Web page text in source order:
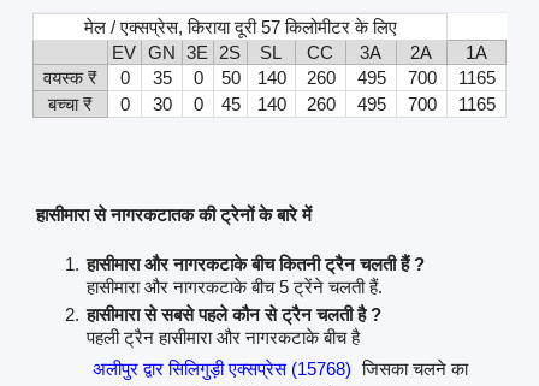
मेल / एक्सप्रेस, किराया दूरी 57 किलोमीटर के लिए
EV GN 3E 2S SL CC 3A 2A
1A
वयस्क ₹
0 35 0 50 140 260 495 700
1165
बच्चा ₹
0 30 0 45 140 260 495 700 1165
हासीमारा से नागरकटातक की ट्रेनों के बारे में
हासीमारा और नागरकटाके बीच कितनी ट्रैन चलती हैं ?
हासीमारा और नागरकटाके बीच 5 ट्रेंने चलती हैं.
हासीमारा से सबसे पहले कौन से ट्रैन चलती है ?
पहली ट्रैन हासीमारा और नागरकटाके बीच है
अलीपुर द्वार सिलिगुड़ी एक्सप्रेस (15768) जिसका चलने का